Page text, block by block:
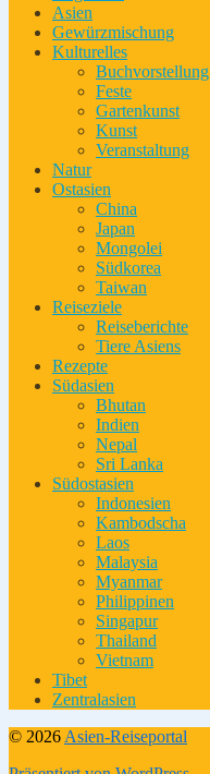
Asien
Gewürzmischung
Kulturelles
Buchvorstellung
Feste
Gartenkunst
Kunst
Veranstaltung
Natur
Ostasien
China
Japan
Mongolei
Südkorea
Taiwan
Reiseziele
Reiseberichte
Tiere Asiens
Rezepte
Südasien
Bhutan
Indien
Nepal
Sri Lanka
Südostasien
Indonesien
Kambodscha
Laos
Malaysia
Myanmar
Philippinen
Singapur
Thailand
Vietnam
Tibet
Zentralasien
© 2026 Asien-Reiseportal